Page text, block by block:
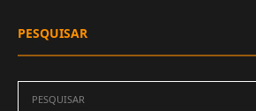
PESQUISAR